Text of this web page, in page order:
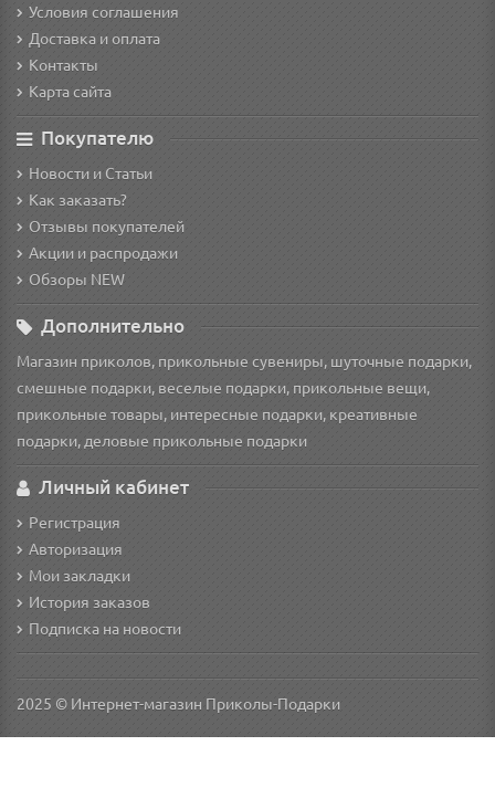
Условия соглашения
Доставка и оплата
Контакты
Карта сайта
Покупателю
Новости и Статьи
Как заказать?
Отзывы покупателей
Акции и распродажи
Обзоры NEW
Дополнительно
Магазин приколов, прикольные сувениры, шуточные подарки,
смешные подарки, веселые подарки, прикольные вещи,
прикольные товары, интересные подарки, креативные
подарки, деловые прикольные подарки
Личный кабинет
Регистрация
Авторизация
Мои закладки
История заказов
Подписка на новости
2025 © Интернет-магазин Приколы-Подарки